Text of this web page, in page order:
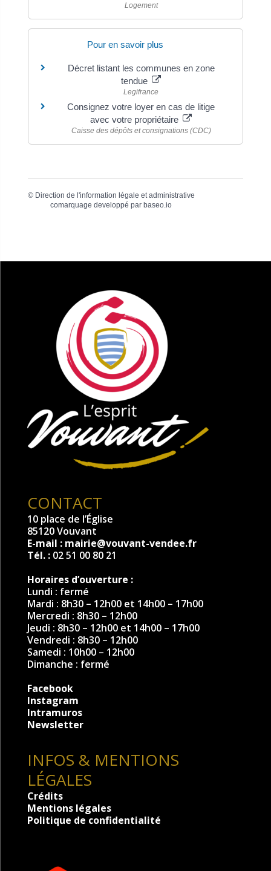
Logement
Pour en savoir plus
Décret listant les communes en zone
tendue
Legifrance
Consignez votre loyer en cas de litige
avec votre propriétaire
Caisse des dépôts et consignations (CDC)
© Direction de l'information légale et administrative
comarquage developpé par baseo.io
CONTACT
10 place de l’Église
85120 Vouvant
E-mail : mairie@vouvant-vendee.fr
Tél. : 02 51 00 80 21
Horaires d’ouverture :
Lundi : fermé
Mardi : 8h30 – 12h00 et 14h00 – 17h00
Mercredi : 8h30 – 12h00
Jeudi : 8h30 – 12h00 et 14h00 – 17h00
Vendredi : 8h30 – 12h00
Samedi : 10h00 – 12h00
Dimanche : fermé
Facebook
Instagram
Intramuros
Newsletter
INFOS & MENTIONS
LÉGALES
Crédits
Mentions légales
Politique de confidentialité